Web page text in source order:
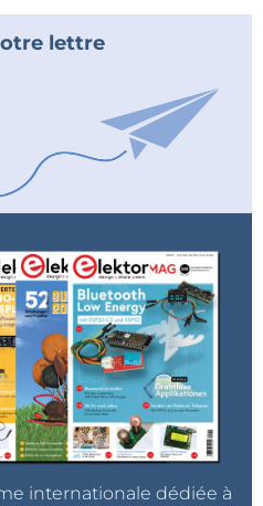
lettre
internationale dédiée à